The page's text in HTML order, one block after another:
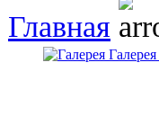
Главная
Галерея